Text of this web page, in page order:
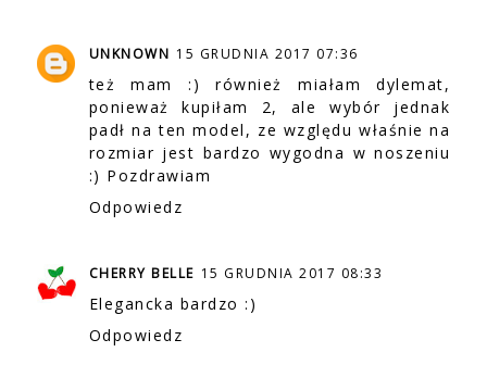
UNKNOWN 15 GRUDNIA 2017 07:36
też mam :) również miałam dylemat,
ponieważ kupiłam 2, ale wybór jednak
padł na ten model, ze względu właśnie na
rozmiar jest bardzo wygodna w noszeniu
:) Pozdrawiam
Odpowiedz
CHERRY BELLE 15 GRUDNIA 2017 08:33
Elegancka bardzo :)
Odpowiedz